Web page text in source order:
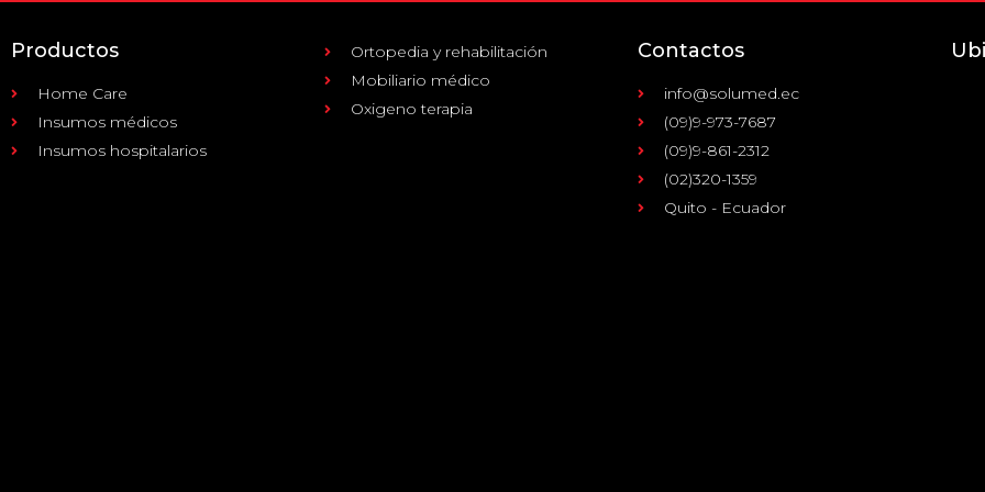
Productos
Home Care
Insumos médicos
Insumos hospitalarios
Ortopedia y rehabilitación
Mobiliario médico
Oxigeno terapia
Contactos
info@solumed.ec
(09)9-973-7687
(09)9-861-2312
(02)320-1359
Quito - Ecuador